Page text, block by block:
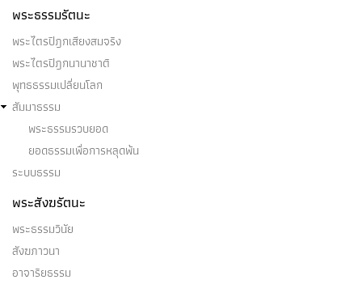
พระธรรมรัตนะ
พระไตรปิฎกเสียงสมจริง
พระไตรปิฎกนานาชาติ
พุทธธรรมเปลี่ยนโลก
สัมมาธรรม
พระธรรมรวบยอด
ยอดธรรมเพื่อการหลุดพ้น
ระบบธรรม
พระสังฆรัตนะ
พระธรรมวินัย
สังฆภาวนา
อาจาริยธรรม